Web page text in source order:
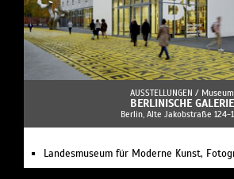
AUSSTELLUNGEN / Museum
BERLINISCHE GALERIE
Berlin, Alte Jakobstraße 124-
Landesmuseum für Moderne Kunst,